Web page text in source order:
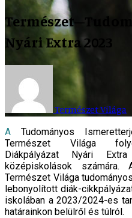
Nyári Extra 2023
Természet Világa
A Tudományos Ismeretterjesztő Társulat (TIT) és a
Természet Világa
Diákpályázat Nyári
középiskolások
Természet Világa
lebonyolított diák-
iskolában a 2023/2024-es
határainkon belülről és túlról.